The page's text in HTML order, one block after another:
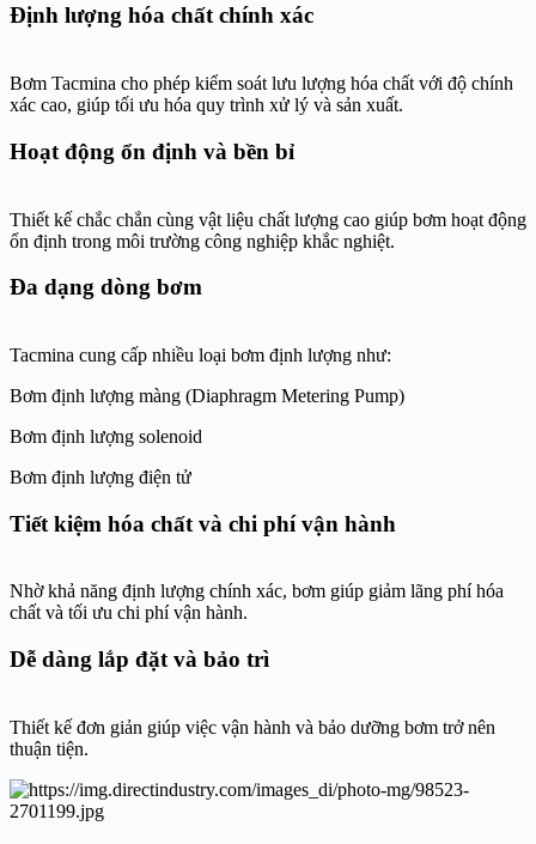
Định lượng hóa chất chính xác
Bơm Tacmina cho phép kiểm soát lưu lượng hóa chất với độ chính
xác cao, giúp tối ưu hóa quy trình xử lý và sản xuất.
Hoạt động ổn định và bền bỉ
Thiết kế chắc chắn cùng vật liệu chất lượng cao giúp bơm hoạt động
ổn định trong môi trường công nghiệp khắc nghiệt.
Đa dạng dòng bơm
Tacmina cung cấp nhiều loại bơm định lượng như:
Bơm định lượng màng (Diaphragm Metering Pump)
Bơm định lượng solenoid
Bơm định lượng điện tử
Tiết kiệm hóa chất và chi phí vận hành
Nhờ khả năng định lượng chính xác, bơm giúp giảm lãng phí hóa
chất và tối ưu chi phí vận hành.
Dễ dàng lắp đặt và bảo trì
Thiết kế đơn giản giúp việc vận hành và bảo dưỡng bơm trở nên
thuận tiện.